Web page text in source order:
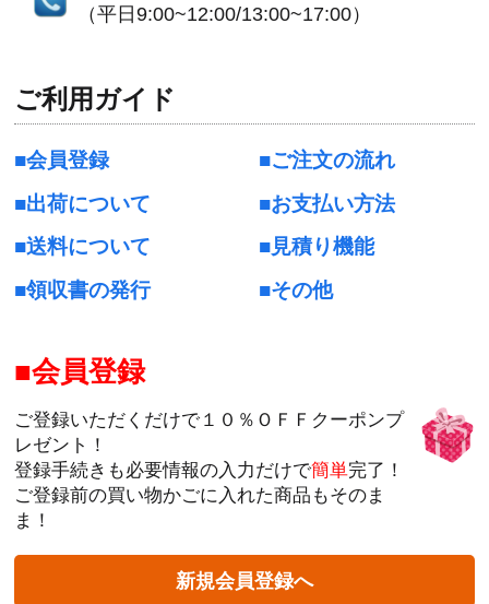
（平日9:00~12:00/13:00~17:00）
ご利用ガイド
会員登録
ご注文の流れ
出荷について
お支払い方法
送料について
見積り機能
領収書の発行
その他
会員登録
ご登録いただくだけで１０％ＯＦＦクーポンプ
レゼント！
登録手続きも必要情報の入力だけで簡単完了！
ご登録前の買い物かごに入れた商品もそのま
ま！
新規会員登録へ